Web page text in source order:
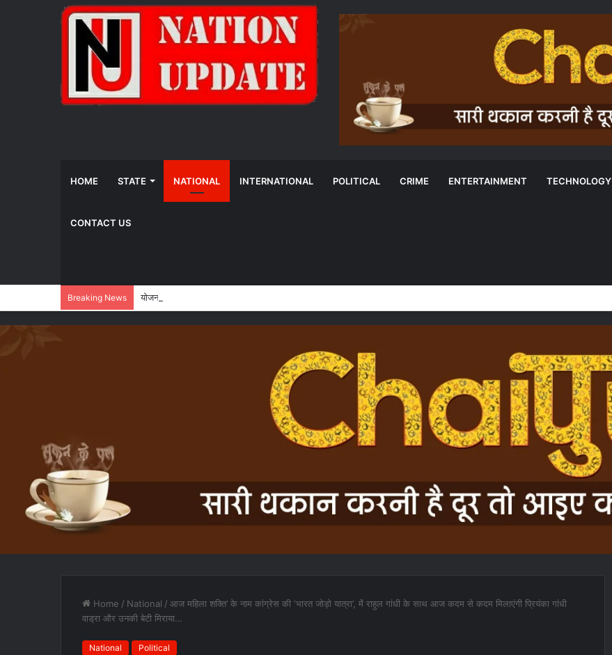
HOME STATE NATIONAL INTERNATIONAL POLITICAL CRIME ENTERTAINMENT TECHNOLOGY
CONTACT US
Breaking News योजना, आर्थिक एवं सांख्यिकी विभाग और IIM रायपुर के बीच MOU: सुशासन, नीति निर्माण और साक्ष्य-आधारित निर्णय प्रणाली को मिलेगा बढ़ावा
Home / National / आज महिला शक्ति’ के नाम कांग्रेस की ‘भारत जोड़ो यात्रा’, में राहुल गांधी के साथ आज कदम से कदम मिलाएंगी प्रियंका गांधी
वाड्रा और उनकी बेटी मिराया…
National Political